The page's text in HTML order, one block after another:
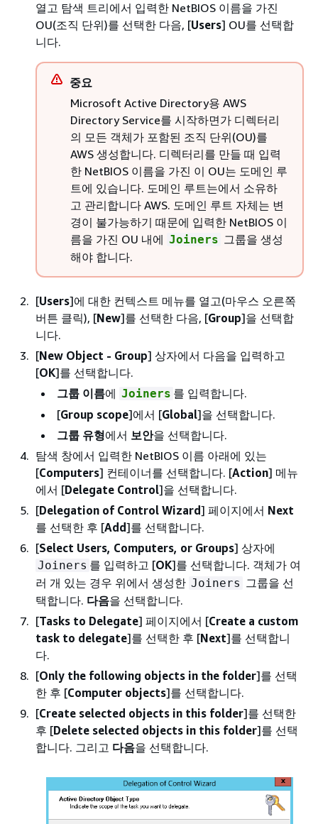
열고 탐색 트리에서 입력한 NetBIOS 이름을 가진
OU(조직 단위)를 선택한 다음, [Users] OU를 선택합
니다.
중요
Microsoft Active Directory용 AWS
Directory Service를 시작하면가 디렉터리
의 모든 객체가 포함된 조직 단위(OU)를
AWS 생성합니다. 디렉터리를 만들 때 입력
한 NetBIOS 이름을 가진 이 OU는 도메인 루
트에 있습니다. 도메인 루트는에서 소유하
고 관리합니다 AWS. 도메인 루트 자체는 변
경이 불가능하기 때문에 입력한 NetBIOS 이
름을 가진 OU 내에 Joiners 그룹을 생성
해야 합니다.
[Users]에 대한 컨텍스트 메뉴를 열고(마우스 오른쪽
버튼 클릭), [New]를 선택한 다음, [Group]을 선택합
니다.
[New Object - Group] 상자에서 다음을 입력하고
[OK]를 선택합니다.
그룹 이름에 Joiners 를 입력합니다.
[Group scope]에서 [Global]을 선택합니다.
그룹 유형에서 보안을 선택합니다.
탐색 창에서 입력한 NetBIOS 이름 아래에 있는
[Computers] 컨테이너를 선택합니다. [Action] 메뉴
에서 [Delegate Control]을 선택합니다.
[Delegation of Control Wizard] 페이지에서 Next
를 선택한 후 [Add]를 선택합니다.
[Select Users, Computers, or Groups] 상자에
Joiners 를 입력하고 [OK]를 선택합니다. 객체가 여
러 개 있는 경우 위에서 생성한 Joiners 그룹을 선
택합니다. 다음을 선택합니다.
[Tasks to Delegate] 페이지에서 [Create a custom
task to delegate]를 선택한 후 [Next]를 선택합니
다.
[Only the following objects in the folder]를 선택
한 후 [Computer objects]를 선택합니다.
[Create selected objects in this folder]를 선택한
후 [Delete selected objects in this folder]를 선택
합니다. 그리고 다음을 선택합니다.